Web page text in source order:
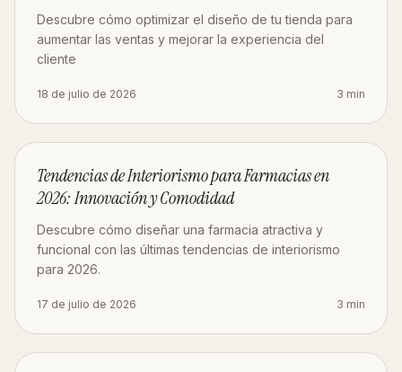
Descubre cómo optimizar el diseño de tu tienda para
aumentar las ventas y mejorar la experiencia del
cliente
18 de julio de 2026 3 min
Tendencias de Interiorismo para Farmacias en
2026: Innovación y Comodidad
Descubre cómo diseñar una farmacia atractiva y
funcional con las últimas tendencias de interiorismo
para 2026.
17 de julio de 2026 3 min